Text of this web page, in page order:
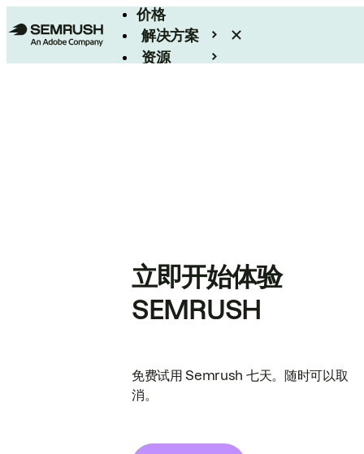
价格
解决方案
资源
立即开始体验
SEMRUSH
免费试用 Semrush 七天。随时可以取
消。